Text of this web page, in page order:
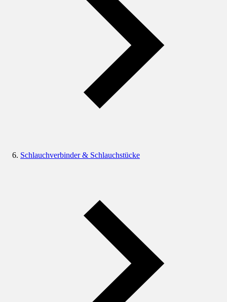
Schlauchverbinder & Schlauchstücke